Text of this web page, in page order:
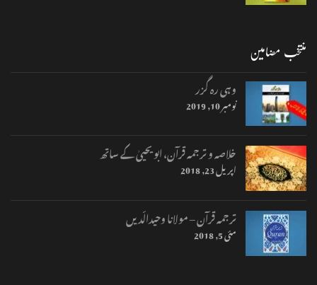
منتخب مضامین
وہی رہ گزر
نومبر 10, 2019
خلاصہ و ترجمہ قرآن، ابو یحییٰ کے ساتھ
اپریل 23, 2018
ترجمہ قرآن – مولانا وحیدالّدیں
مئی 5, 2018